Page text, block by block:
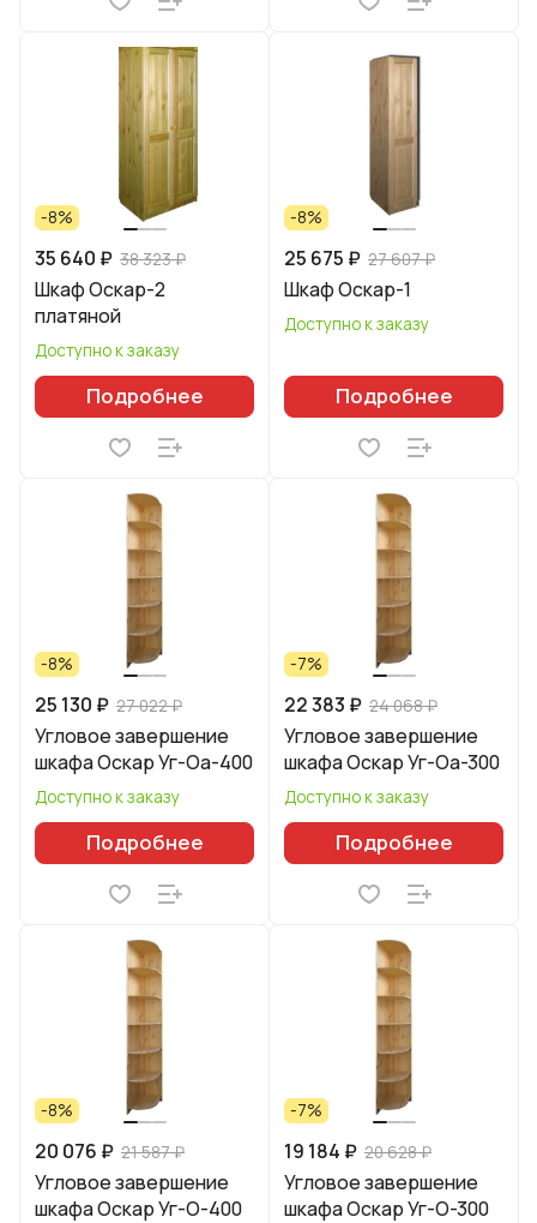
-8%
35 640 ₽ 38 323 ₽
Шкаф Оскар-2
платяной
Доступно к заказу
Подробнее
-8%
25 675 ₽ 27 607 ₽
Шкаф Оскар-1
Доступно к заказу
Подробнее
-8%
25 130 ₽ 27 022 ₽
Угловое завершение
шкафа Оскар Уг-Оа-400
Доступно к заказу
Подробнее
-7%
22 383 ₽ 24 068 ₽
Угловое завершение
шкафа Оскар Уг-Оа-300
Доступно к заказу
Подробнее
-8%
20 076 ₽ 21 587 ₽
Угловое завершение
шкафа Оскар Уг-О-400
-7%
19 184 ₽ 20 628 ₽
Угловое завершение
шкафа Оскар Уг-О-300